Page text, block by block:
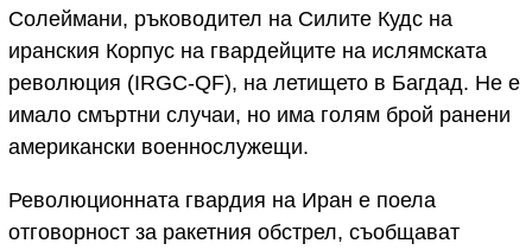
Солеймани, ръководител на Силите Кудс на
иранския Корпус на гвардейците на ислямската
революция (IRGC-QF), на летището в Багдад. Не е
имало смъртни случаи, но има голям брой ранени
американски военнослужещи.
Революционната гвардия на Иран е поела
отговорност за ракетния обстрел, съобщават